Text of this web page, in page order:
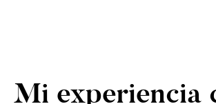
Mi experiencia